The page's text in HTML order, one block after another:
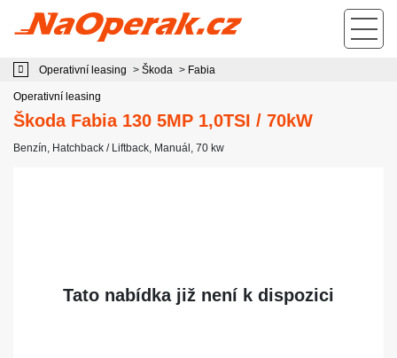
Operativní leasing Škoda Fabia 130 5MP 1,0TSI / 70kW
Operativní leasing > Škoda > Fabia
Operativní leasing
Škoda Fabia 130 5MP 1,0TSI / 70kW
Benzín, Hatchback / Liftback, Manuál , 70 kw